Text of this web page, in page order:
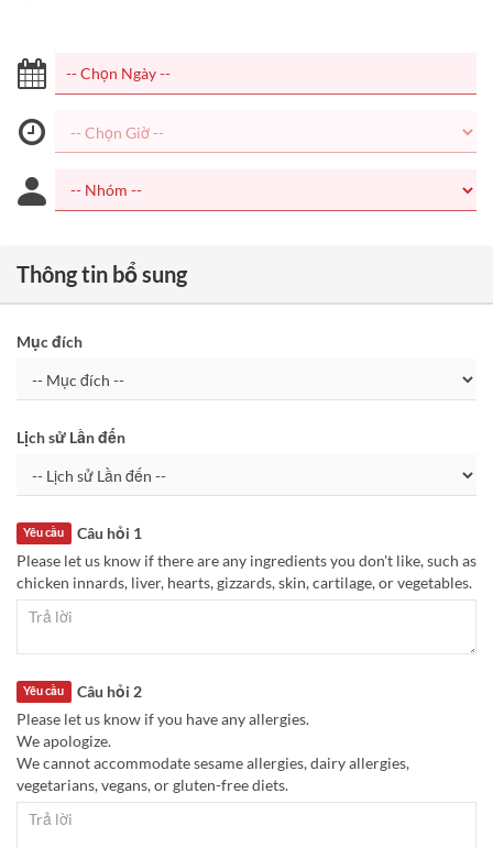
Thông tin bổ sung
Mục đích
Lịch sử Lần đến
Câu hỏi 1
Yêu cầu
Please let us know if there are any ingredients you don't like, such as
chicken innards, liver, hearts, gizzards, skin, cartilage, or vegetables.
Câu hỏi 2
Yêu cầu
Please let us know if you have any allergies.
We apologize.
We cannot accommodate sesame allergies, dairy allergies,
vegetarians, vegans, or gluten-free diets.